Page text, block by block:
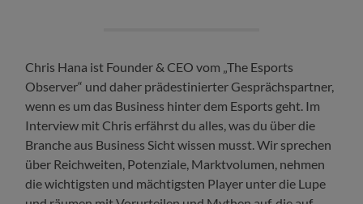
Chris Hana ist Founder & CEO vom „The Esports
Observer“ und daher prädestinierter Gesprächspartner,
wenn es um das Business hinter dem Esports geht. Im
Interview mit Chris erfährst du alles, was du über die
Branche aus Business Sicht wissen musst. Wir sprechen
über Reichweiten, Potenziale, Marktvolumen, nehmen
die wichtigsten und mächtigsten Player unter die Lupe